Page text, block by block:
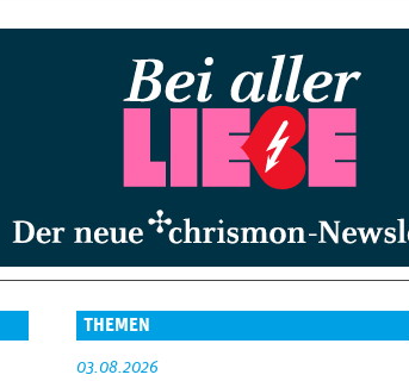
THEMEN
03.08.2026